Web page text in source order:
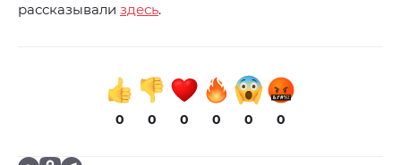
рассказывали здесь.
0 0 0 0 0 0